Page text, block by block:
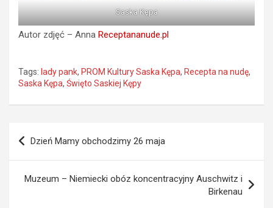
Saska Kępa
Autor zdjęć – Anna Receptananude.pl
Tags: lady pank, PROM Kultury Saska Kępa, Recepta na nudę,
Saska Kępa, Święto Saskiej Kępy
Nawigacja
wpisu
Dzień Mamy obchodzimy 26 maja
Muzeum – Niemiecki obóz koncentracyjny Auschwitz i
Birkenau